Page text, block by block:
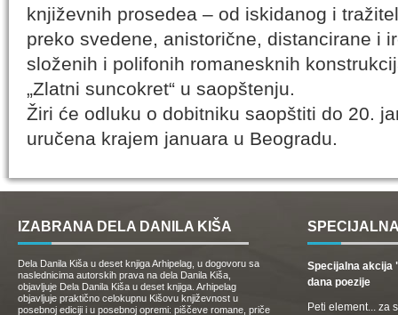
književnih prosedea – od iskidanog i
preko svedene, anistorične, distancirane i
složenih i polifonih romanesknih
„Zlatni suncokret“ u saopštenju.
Žiri će odluku o dobitniku saopštiti do 20.
uručena krajem januara u Beogradu.
IZABRANA DELA DANILA KIŠA
Dela Danila Kiša u deset knjiga Arhipelag, u dogovoru sa
naslednicima autorskih prava na dela Danila Kiša,
objavljuje Dela Danila Kiša u deset knjiga. Arhipelag
objavljuje praktično celokupnu Kišovu književnost u
posebnoj ediciji i u posebnoj opremi: piščeve romane, priče
Specijalna akcija
dana poezije
Peti element... za